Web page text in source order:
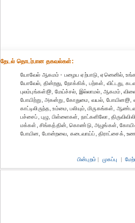
தேட‌ல் தொட‌ர்பான தகவ‌ல்க‌ள்:
யோவேல் ஆகமம் - பழைய ஏற்பாடு, ஏனெனில்,
யோவேல், தின்றது, நோக்கிக், பற்கள், விட்டது,
புலம்புங்கள்@, மேய்ச்சல், இல்லாமல், ஆகமம்,
போயிற்று, அகன்று, கோதுமை, வயல், போயின@,
காட்டிலிருந்த, உம்மை, பலியும், மிருகங்கள்,
பச்சைப், புழு, பிள்ளைகள், நாட்களிலோ,
மக்கள், சிங்கத்தின், கொண்டு, அழுங்கள்,
போயின, போன்றவை, கடைவாய்ப், திராட்சைக்,
பின்புறம் | முகப்பு |